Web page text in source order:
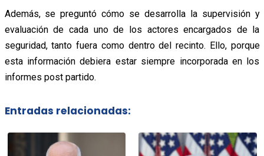
Además, se preguntó cómo se desarrolla la supervisión y
evaluación de cada uno de los actores encargados de la
seguridad, tanto fuera como dentro del recinto. Ello, porque
esta información debiera estar siempre incorporada en los
informes post partido.
Entradas relacionadas: